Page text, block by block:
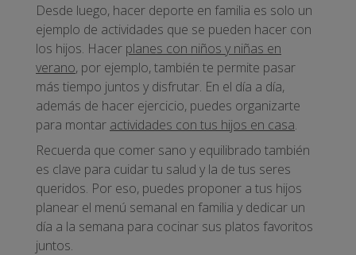
Desde luego, hacer deporte en familia es solo un
ejemplo de actividades que se pueden hacer con
los hijos. Hacer planes con niños y niñas en
verano, por ejemplo, también te permite pasar
más tiempo juntos y disfrutar. En el día a día,
además de hacer ejercicio, puedes organizarte
para montar actividades con tus hijos en casa.
Recuerda que comer sano y equilibrado también
es clave para cuidar tu salud y la de tus seres
queridos. Por eso, puedes proponer a tus hijos
planear el menú semanal en familia y dedicar un
día a la semana para cocinar sus platos favoritos
juntos.